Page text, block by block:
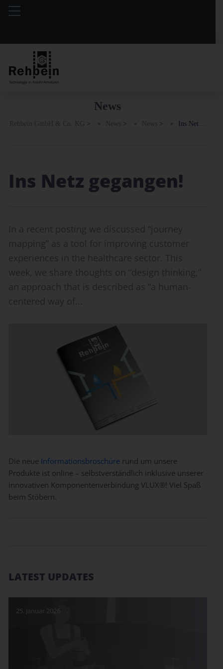
News
> > > Ins Netz gegangen!
Ins Netz gegangen!
Die neue Informationsbroschüre rund um unsere
Produkte ist online – selbstverständlich inklusive unserer
innovativen Komponentenverbindung VLUX®! Viel Spaß
beim Stöbern.
LATEST UPDATES
25. Januar 2026